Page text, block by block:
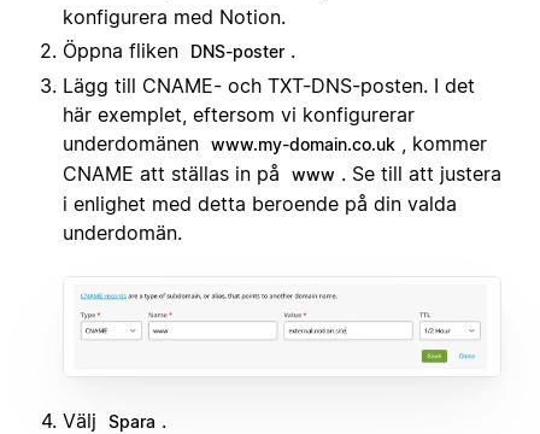
konfigurera med Notion.
Öppna fliken
DNS-poster .
Lägg till CNAME- och TXT-DNS-posten. I det
här exemplet, eftersom vi konfigurerar
underdomänen www.my-domain.co.uk
, kommer
CNAME att ställas in på
www . Se till att justera
i enlighet med detta beroende på din valda
underdomän.
Välj Spara .